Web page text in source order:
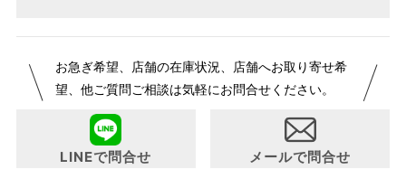
が変更になりました。パターンオーダーは、お客様のお声か
らよりお召しになりやすい寸法に変更いたしました。変更点
について詳細をお知りになりたい方はお問い合わせくださ
お急ぎ希望、店舗の在庫状況、店舗へお取り寄せ希
望、他ご質問ご相談は気軽にお問合せください。
LINEで問合せ メールで問合せ